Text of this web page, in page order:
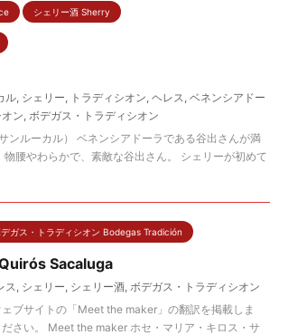
シェリー酒 Sherry
ル, シェリー, トラディシオン, ヘレス, ベネンシアドー
ン, ボデガス・トラディシオン
ンルーカル） ベネンシアドーラである谷出さんが満
腰やわらかで、素敵な谷出さん。 シェリーが初めて
デガス・トラディシオン Bodegas Tradición
Sacaluga
ス, シェリー, シェリー酒, ボデガス・トラディシオン
ブサイトの「Meet the maker」の翻訳を掲載しま
さい。 Meet the maker ホセ・マリア・キロス・サ